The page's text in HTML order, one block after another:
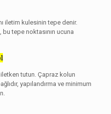
iletim kulesinin tepe denir.
tepe noktasının ucuna
tutun. Çapraz kolun
yapılandırma ve minimum